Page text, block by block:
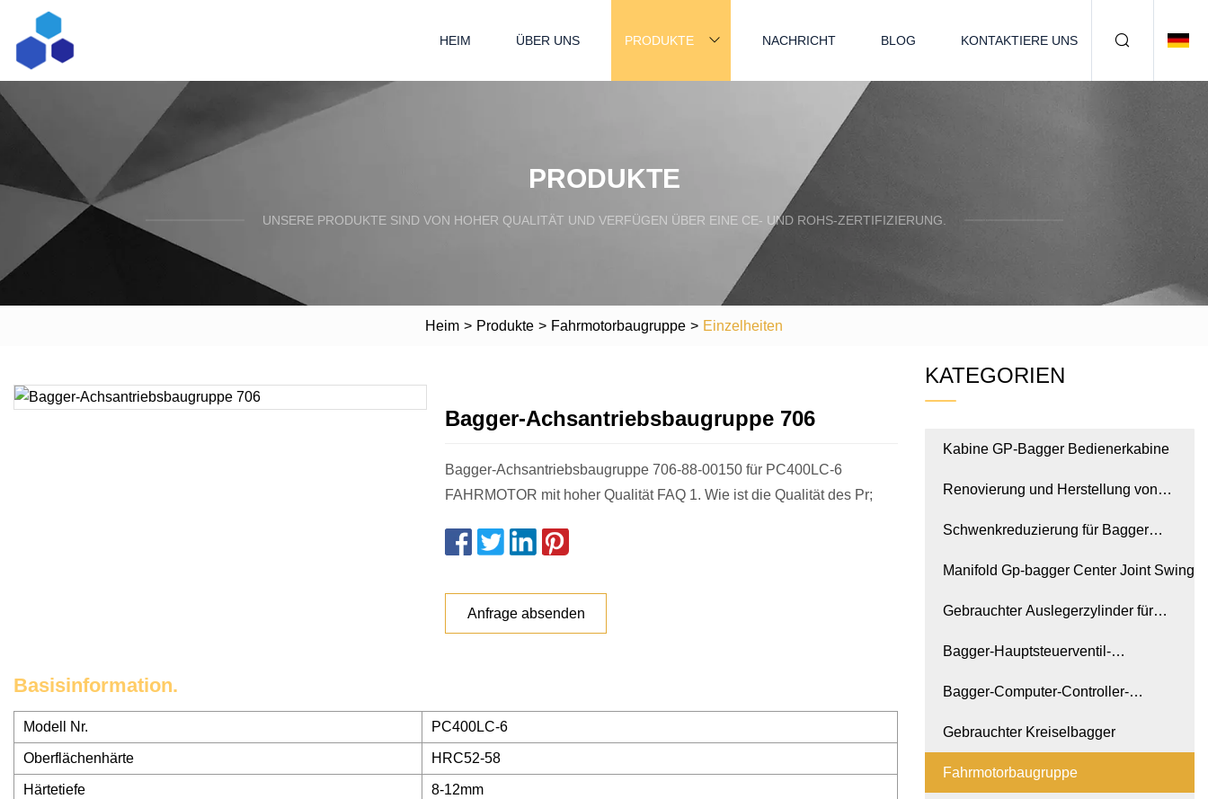
HEIM ÜBER UNS PRODUKTE NACHRICHT BLOG KONTAKTIERE UNS
PRODUKTE
UNSERE PRODUKTE SIND VON HOHER QUALITÄT UND VERFÜGEN ÜBER EINE CE- UND ROHS-ZERTIFIZIERUNG.
Heim > Produkte > Fahrmotorbaugruppe > Einzelheiten
Bagger-Achsantriebsbaugruppe 706
Bagger-Achsantriebsbaugruppe 706-88-00150 für PC400LC-6
FAHRMOTOR mit hoher Qualität FAQ 1. Wie ist die Qualität des Pr;
Anfrage absenden
Basisinformation.
Modell Nr. PC400LC-6
Oberflächenhärte HRC52-58
Härtetiefe 8-12mm
KATEGORIEN
Kabine GP-Bagger Bedienerkabine
Renovierung und Herstellung von
Baggern
Schwenkreduzierung für Bagger
MOTOR GP
Manifold Gp-bagger Center Joint Swing
Gebrauchter Auslegerzylinder für
Bagger
Bagger-Hauptsteuerventil-
Hydraulikventilbaugruppe
Bagger-Computer-Controller-
Instrumententafel-Monitor
Gebrauchter Kreiselbagger
Fahrmotorbaugruppe